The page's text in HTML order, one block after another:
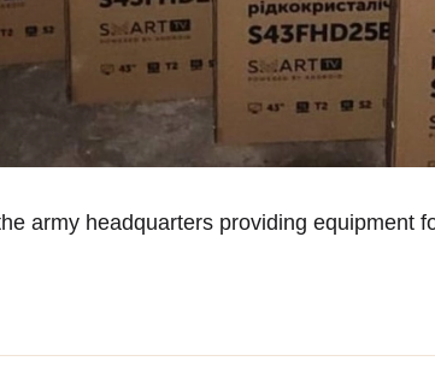
army headquarters providing equipment